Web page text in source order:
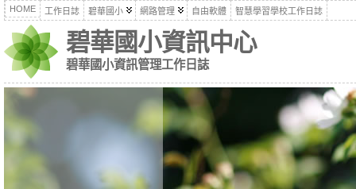
HOME 工作日誌 碧華國小 網路管理 自由軟體 智慧學習學校工作日誌
碧華國小資訊中心
碧華國小資訊管理工作日誌